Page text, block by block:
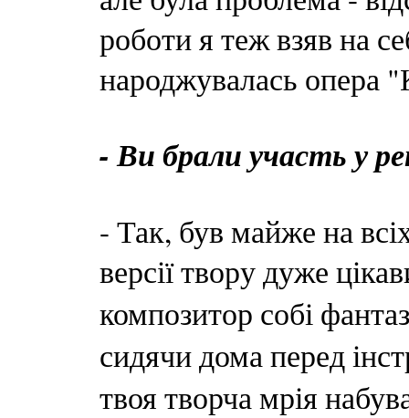
роботи я теж взяв на
народжувалась опера
- Ви брали участь у
- Так, був майже на
версії твору дуже
композитор собі
сидячи дома перед
твоя творча мрія